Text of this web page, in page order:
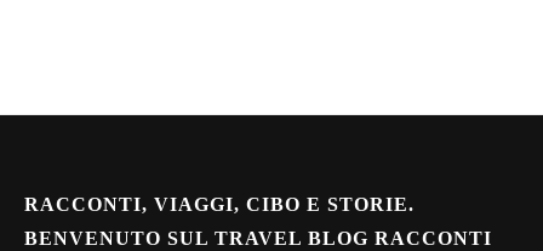
RACCONTI, VIAGGI, CIBO E STORIE.
BENVENUTO SUL TRAVEL BLOG RACCONTI